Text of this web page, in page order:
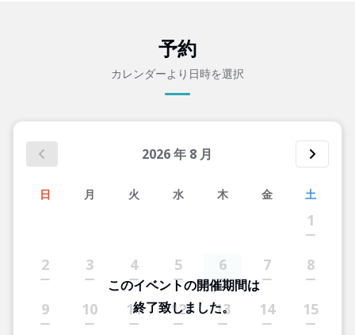
予約
カレンダーより日時を選択
2026年 8 月
日 月 火 水 木 金 土
1
2 3 4 5 6 7 8
9 10 11 12 13 14 15
このイベントの開催期間は
終了致しました。